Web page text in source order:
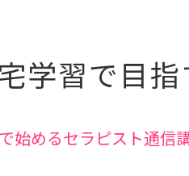
学習で目
始めるセラピスト通信